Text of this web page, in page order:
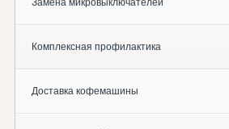
Замена микровыключателей
Комплексная профилактика
Доставка кофемашины